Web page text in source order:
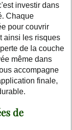
investir dans
Chaque
pour couvrir
ainsi les risques
de la couche
même dans
accompagne
finale,
de